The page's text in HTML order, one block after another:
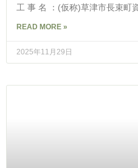
工 事 名 ：(仮称)草津市長束町
READ MORE »
2025年11月29日